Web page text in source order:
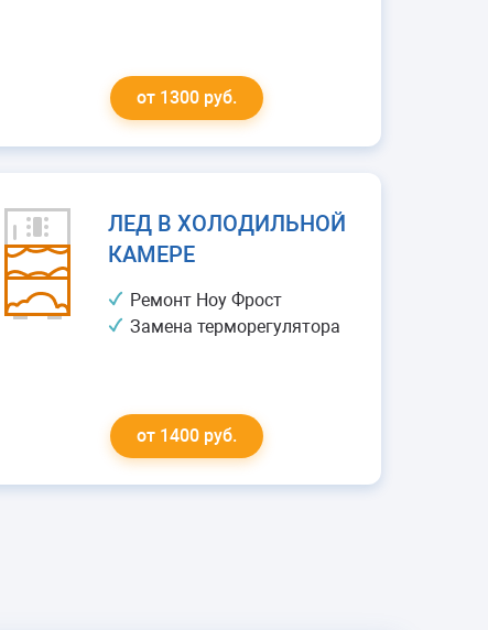
от 1300 руб.
ЛЕД В ХОЛОДИЛЬНОЙ
КАМЕРЕ
Ремонт Ноу Фрост
Замена терморегулятора
от 1400 руб.